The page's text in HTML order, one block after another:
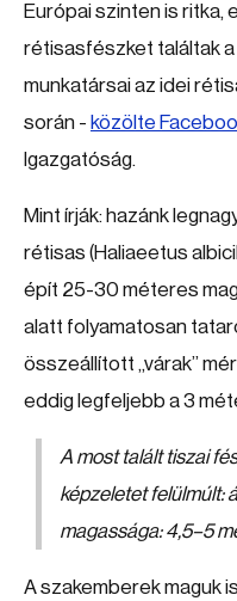
Európai szinten is ritka,
rétisasfészket találtak
munkatársai az idei
során - közölte
Igazgatóság.
Mint írják: hazánk
rétisas (Haliaeetus
épít 25-30 méteres
alatt folyamatosan
összeállított „várak”
eddig legfeljebb a 3
A most talált tiszai
képzeletet felülmúlt:
magassága: 4,5–5
A szakemberek maguk